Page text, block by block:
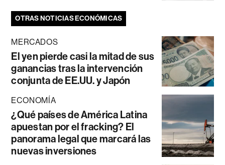
OTRAS NOTICIAS ECONÓMICAS
MERCADOS
El yen pierde casi la mitad de sus
ganancias tras la intervención
conjunta de EE.UU. y Japón
ECONOMÍA
¿Qué países de América Latina
apuestan por el fracking? El
panorama legal que marcará las
nuevas inversiones